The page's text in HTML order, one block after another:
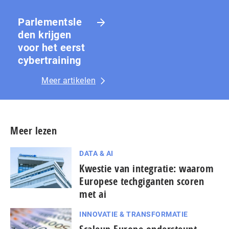
Parlementsle
den krijgen
voor het eerst
cybertraining
Meer artikelen
Meer lezen
DATA & AI
Kwestie van integratie: waarom
Europese techgiganten scoren
met ai
INNOVATIE & TRANSFORMATIE